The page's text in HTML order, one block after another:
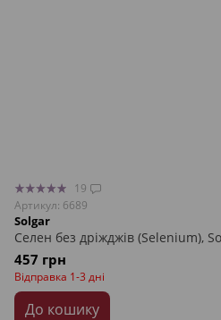
19
Артикул: 6689
Solgar
Селен без дріжджів (Selenium),
457 грн
Відправка 1-3 дні
До кошику